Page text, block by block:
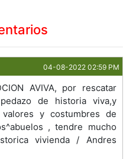
04-08-2022 02:59 PM
AVIVA, por rescatar
de historia viva,y
y costumbres de
, tendre mucho
vivienda / Andres